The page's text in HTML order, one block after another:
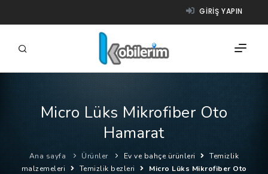
GIRIŞ YAPIN
FIRMALAR
ÜRÜNLER
NASIL ÇALIŞIR?
Micro Lüks Mikrofiber Oto
Hamarat
Ana sayfa Ürünler Ev ve bahçe ürünleri
Temizlik
malzemeleri
Temizlik bezleri
Micro Lüks Mikrofiber Oto